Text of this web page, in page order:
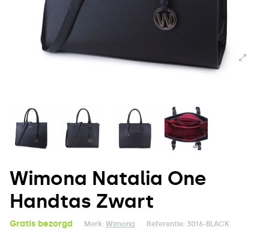
Wimona Natalia One
Handtas Zwart
Gratis bezorgd Merk: Wimona Referentie: 3016-BLACK